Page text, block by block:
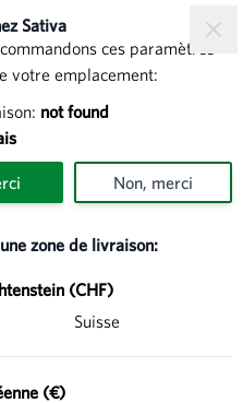
Sativa
ces paramètres
votre emplacement:
not found
Non, merci
zone de livraison:
(CHF)
Suisse
(€)
charnue
Lac Léman. Convient
Hâtive, productive et